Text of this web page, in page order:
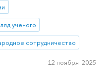
ученого
сотрудничество
12 ноября 2025